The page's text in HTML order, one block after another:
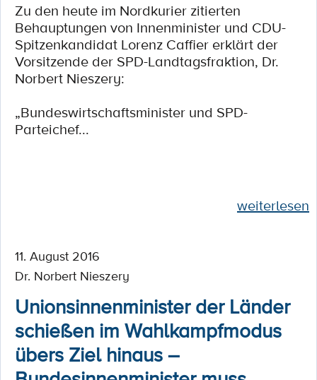
Zu den heute im Nordkurier zitierten
Behauptungen von Innenminister und CDU-
Spitzenkandidat Lorenz Caffier erklärt der
Vorsitzende der SPD-Landtagsfraktion, Dr.
Norbert Nieszery:
„Bundeswirtschaftsminister und SPD-
Parteichef...
weiterlesen
11. August 2016
Dr. Norbert Nieszery
Unionsinnenminister der Länder
schießen im Wahlkampfmodus
übers Ziel hinaus –